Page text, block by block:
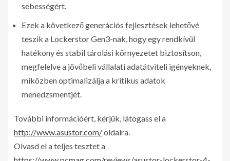
sebességért.
Ezek a következő generációs fejlesztések lehetővé
teszik a Lockerstor Gen3-nak, hogy egy rendkívül
hatékony és stabil tárolási környezetet biztosítson,
megfelelve a jövőbeli vállalati adatátviteli igényeknek,
miközben optimalizálja a kritikus adatok
menedzsmentjét.
További információért, kérjük, látogass el a
http://www.asustor.com/oldalra.
Olvasd el a teljes tesztet a